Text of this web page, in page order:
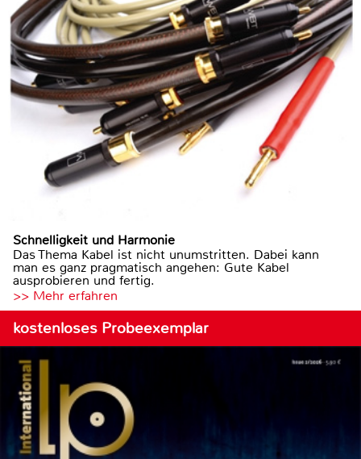
Schnelligkeit und Harmonie
Das Thema Kabel ist nicht unumstritten. Dabei kann
man es ganz pragmatisch angehen: Gute Kabel
ausprobieren und fertig.
>> Mehr erfahren
kostenloses Probeexemplar